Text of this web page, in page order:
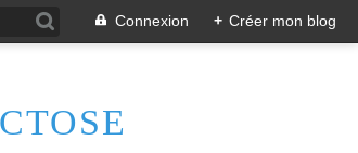
Connexion + Créer mon blog